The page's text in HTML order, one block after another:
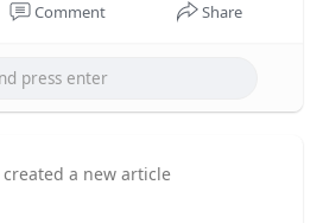
Comment Share
created a new article